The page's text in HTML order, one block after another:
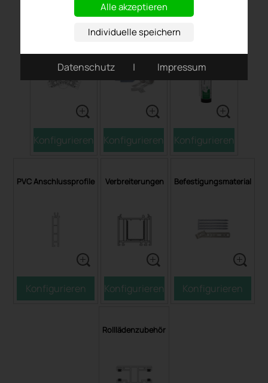
Konfigurieren
Dichtbänder
Konfigurieren
Montageschaum
Konfigurieren
PVC Anschlussprofile
Konfigurieren
Verbreiterungen
Konfigurieren
Befestigungsmaterial
Konfigurieren
Rolllädenzubehör
Alle akzeptieren
Individuelle speichern
Datenschutz | Impressum